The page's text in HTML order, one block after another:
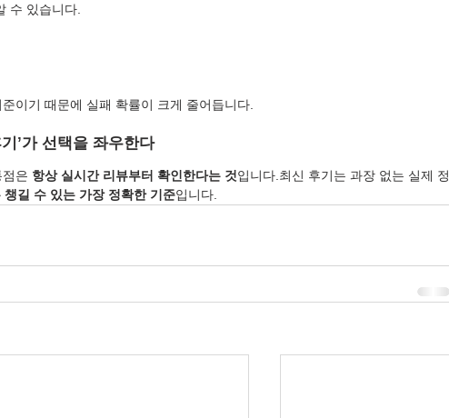
수 있습니다.
이기 때문에 실패 확률이 크게 줄어듭니다.
’가 선택을 좌우한다
은 항상 실시간 리뷰부터 확인한다는 것입니다.최신 후기는 과장 없는 실제 정
챙길 수 있는 가장 정확한 기준입니다.